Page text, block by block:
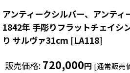
アンティークシルバー、アンテ
1842年 手彫りフラットチェイシ
り サルヴァ31cm [LA118]
販売価格: 720,000円 [通常販売